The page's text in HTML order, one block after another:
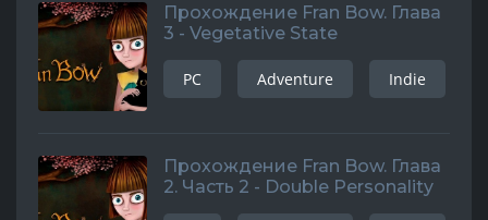
Прохождение Fran Bow. Глава
3 - Vegetative State
PC Adventure Indie
Прохождение Fran Bow. Глава
2. Часть 2 - Double Personality